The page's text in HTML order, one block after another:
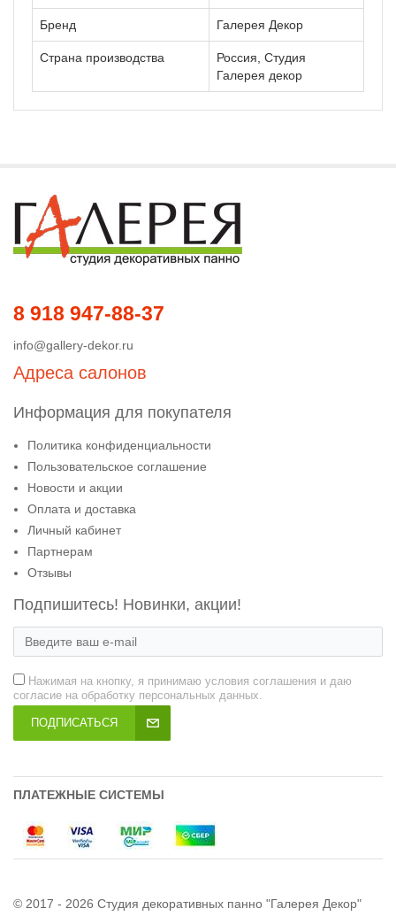
Бренд Галерея Декор
Страна производства
Россия, Студия
Галерея декор
8 918 947-88-37
info@gallery-dekor.ru
Адреса салонов
Информация для покупателя
Политика конфиденциальности
Пользовательское соглашение
Новости и акции
Оплата и доставка
Личный кабинет
Партнерам
Отзывы
Подпишитесь! Новинки, акции!
Нажимая на кнопку, я принимаю условия соглашения и даю
согласие на обработку персональных данных.
ПОДПИСАТЬСЯ
ПЛАТЕЖНЫЕ СИСТЕМЫ
© 2017 - 2026 Студия декоративных панно "Галерея Декор"